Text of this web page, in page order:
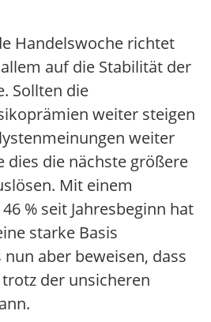
Handelswoche richtet
auf die Stabilität der
Sollten die
weiter steigen
weiter
dies die nächste größere
Mit einem
% seit Jahresbeginn hat
starke Basis
aber beweisen, dass
der unsicheren